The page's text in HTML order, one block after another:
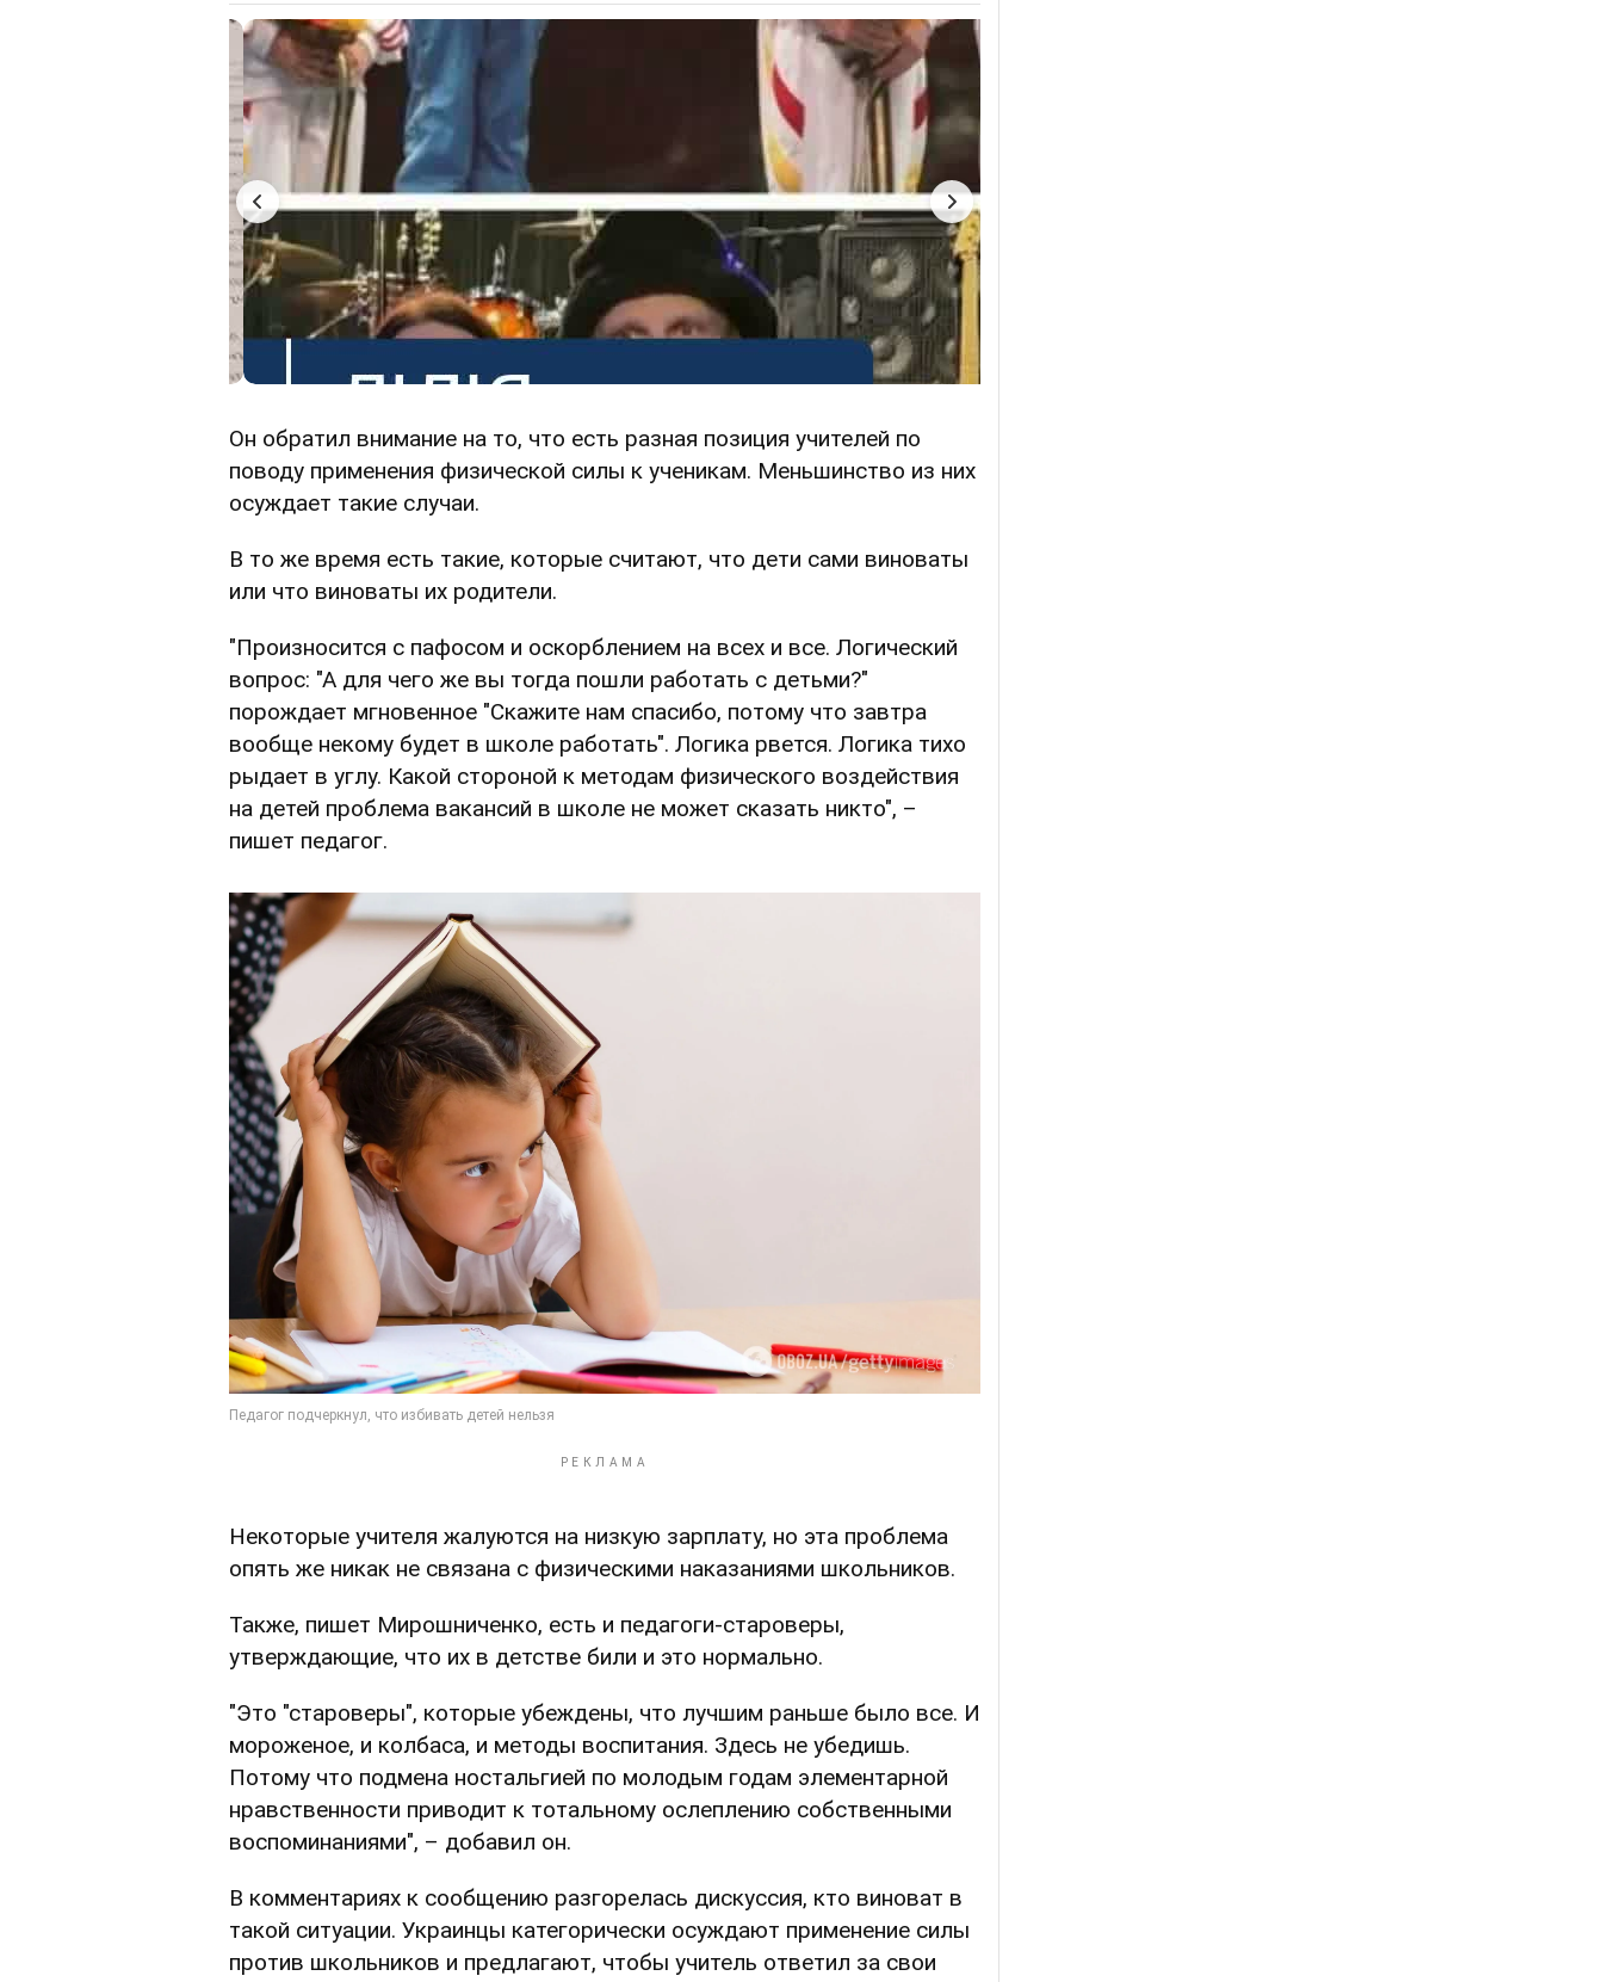
Он обратил внимание на то, что есть разная позиция учителей по
поводу применения физической силы к ученикам. Меньшинство из них
осуждает такие случаи.
В то же время есть такие, которые считают, что дети сами виноваты
или что виноваты их родители.
"Произносится с пафосом и оскорблением на всех и все. Логический
вопрос: "А для чего же вы тогда пошли работать с детьми?"
порождает мгновенное "Скажите нам спасибо, потому что завтра
вообще некому будет в школе работать". Логика рвется. Логика тихо
рыдает в углу. Какой стороной к методам физического воздействия
на детей проблема вакансий в школе не может сказать никто", –
пишет педагог.
Некоторые учителя жалуются на низкую зарплату, но эта проблема
опять же никак не связана с физическими наказаниями школьников.
Также, пишет Мирошниченко, есть и педагоги-староверы,
утверждающие, что их в детстве били и это нормально.
"Это "староверы", которые убеждены, что лучшим раньше было все. И
мороженое, и колбаса, и методы воспитания. Здесь не убедишь.
Потому что подмена ностальгией по молодым годам элементарной
нравственности приводит к тотальному ослеплению собственными
воспоминаниями", – добавил он.
В комментариях к сообщению разгорелась дискуссия, кто виноват в
такой ситуации. Украинцы категорически осуждают применение силы
против школьников и предлагают, чтобы учитель ответил за свои